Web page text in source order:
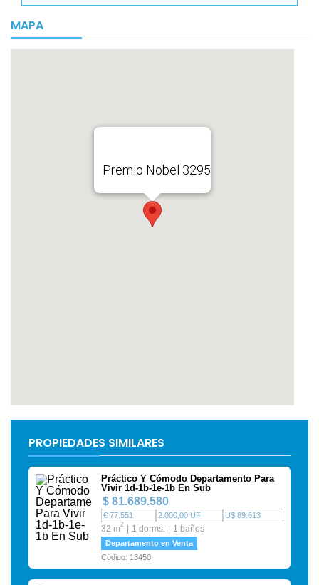
MAPA
Premio Nobel 3295
PROPIEDADES SIMILARES
Práctico Y Cómodo Departamento Para
Vivir 1d-1b-1e-1b En Sub
$ 81.689.580
€ 77.551 2.000,00 UF U$ 89.613
32 m2 1 dorms. 1 baños
Departamento en Venta
Código: 13450